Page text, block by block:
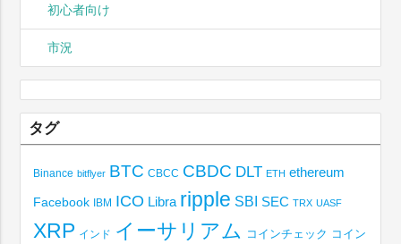
初心者向け
市況
タグ
Binance bitflyer BTC CBCC CBDC DLT ETH ethereum
Facebook IBM ICO Libra ripple SBI SEC TRX UASF
XRP インド イーサリアム コインチェック コイン